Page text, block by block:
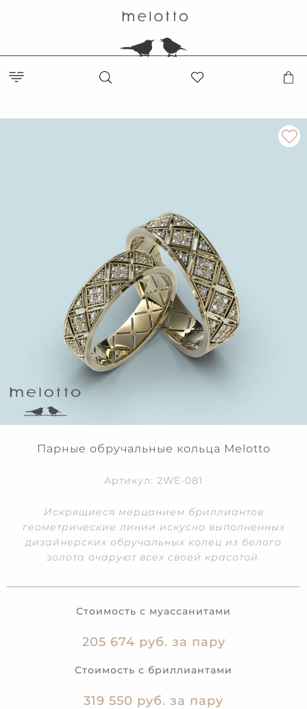
Парные обручальные кольца Melotto
Артикул: 2WE-081
Искрящиеся мерцанием бриллиантов
геометрические линии искусно выполненных
дизайнерских обручальных колец из белого
золота очаруют всех своей красотой.
Стоимость с муассанитами
205 674 руб. за пару
Стоимость с бриллиантами
319 550 руб. за пару